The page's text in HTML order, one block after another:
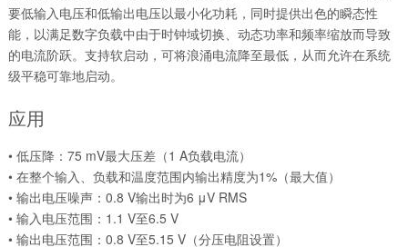
要低输入电压和低输出电压以最小化功耗，同时提供出色的瞬态性
能，以满足数字负载中由于时钟域切换、动态功率和频率缩放而导致
的电流阶跃。支持软启动，可将浪涌电流降至最低，从而允许在系统
级平稳可靠地启动。
应用
• 低压降：75 mV最大压差（1 A负载电流）
• 在整个输入、负载和温度范围内输出精度为1%（最大值）
• 输出电压噪声：0.8 V输出时为6 μV RMS
• 输入电压范围：1.1 V至6.5 V
• 输出电压范围：0.8 V至5.15 V（分压电阻设置）